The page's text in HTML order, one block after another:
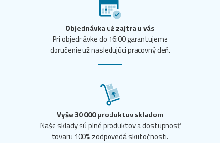
Objednávka už zajtra u vás
Pri objednávke do 16:00 garantujeme
doručenie už nasledujúci pracovný deň.
Vyše 30 000 produktov skladom
Naše sklady sú plné produktov a dostupnosť
tovaru 100% zodpovedá skutočnosti.